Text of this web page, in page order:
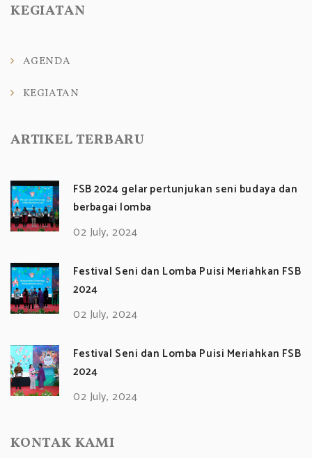
KEGIATAN
AGENDA
KEGIATAN
ARTIKEL TERBARU
FSB 2024 gelar pertunjukan seni budaya dan
berbagai lomba
02 July, 2024
Festival Seni dan Lomba Puisi Meriahkan FSB
2024
02 July, 2024
Festival Seni dan Lomba Puisi Meriahkan FSB
2024
02 July, 2024
KONTAK KAMI